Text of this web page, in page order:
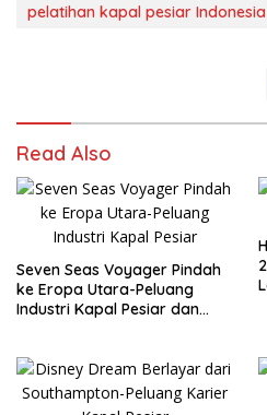
Kerja Anak
Marine Cruise
pelatihan kapal pesiar Indonesia
Read Also
Seven Seas Voyager Pindah
ke Eropa Utara-Peluang
Industri Kapal Pesiar dan